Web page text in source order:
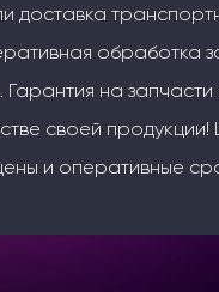
доставка
обработка
Гарантия на
своей
и оперативные